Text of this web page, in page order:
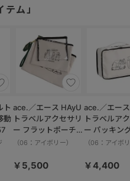
き 12102
ム」
ト
動
ace.／エース HAyU
トラベルアクセサリ
ー フラットポーチセ
ット 17825
（06：アイボリー）
￥5,500
ace.／エース
トラベルア
ー パッキン
M 17822
（06：アイボ
￥4,400